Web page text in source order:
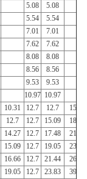
5.08
5.08
5.54
5.54
7.01
7.01
7.62
7.62
8.08
8.08
8.56
8.56
9.53
9.53
10.97 10.97
10.31 12.7 12.7
15.09
12.7 12.7 15.09
18.26
14.27 12.7 17.48
21.44
15.09 12.7 19.05
23.83
16.66 12.7 21.44
26.19
19.05 12.7 23.83
39.36